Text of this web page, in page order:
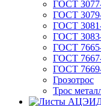
ГОСТ
ГОСТ
ГОСТ
ГОСТ
ГОСТ
ГОСТ
ГОСТ
Грозотрос
Трос